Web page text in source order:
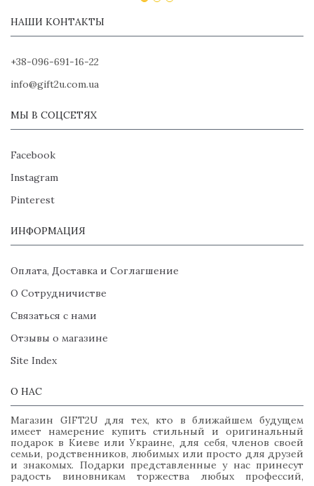
НАШИ КОНТАКТЫ
+38-096-691-16-22
info@gift2u.com.ua
МЫ В СОЦСЕТЯХ
Facebook
Instagram
Pinterest
ИНФОРМАЦИЯ
Оплата, Доставка и Соглагшение
О Сотрудничистве
Связаться с нами
Отзывы о магазине
Site Index
О НАС
Магазин GIFT2U для тех, кто в ближайшем будущем
имеет намерение купить стильный и оригинальный
подарок в Киеве или Украине, для себя, членов своей
семьи, родственников, любимых или просто для друзей
и знакомых. Подарки представленные у нас принесут
радость виновникам торжества любых профессий,